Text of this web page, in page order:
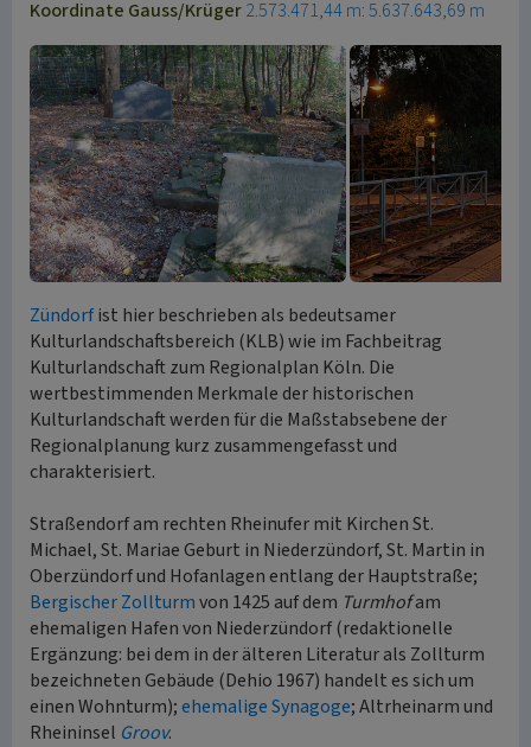
Koordinate Gauss/Krüger2.573.471,44 m: 5.637.643,69 m
Zündorfist hier beschrieben als bedeutsamer
Kulturlandschaftsbereich (KLB) wie im Fachbeitrag
Kulturlandschaft zum Regionalplan Köln. Die
wertbestimmenden Merkmale der historischen
Kulturlandschaft werden für die Maßstabsebene der
Regionalplanung kurz zusammengefasst und
charakterisiert.
Straßendorf am rechten Rheinufer mit Kirchen St.
Michael, St. Mariae Geburt in Niederzündorf, St. Martin in
Oberzündorf und Hofanlagen entlang der Hauptstraße;
Bergischer Zollturmvon 1425 auf dem Turmhofam
ehemaligen Hafen von Niederzündorf (redaktionelle
Ergänzung: bei dem in der älteren Literatur als Zollturm
bezeichneten Gebäude (Dehio 1967) handelt es sich um
einen Wohnturm);ehemalige Synagoge; Altrheinarm und
Rheininsel Groov.